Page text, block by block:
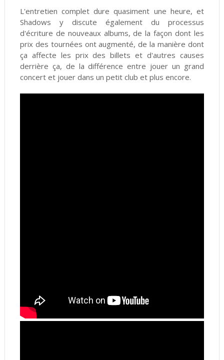
L'entretien complet dure quasiment une heure, et
Shadows y discute également du processus
d'écriture de nouveaux albums, de la façon dont les
prix des tournées ont augmenté, de la manière dont
ça affecte les prix des billets et d'autres causes
derrière ça, de la différence entre jouer un grand
concert et jouer dans un petit club et plus encore.